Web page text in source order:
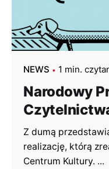
NEWS 1 min.
Narodowy
Z dumą
realizację, którą
Centrum Kultury. ...